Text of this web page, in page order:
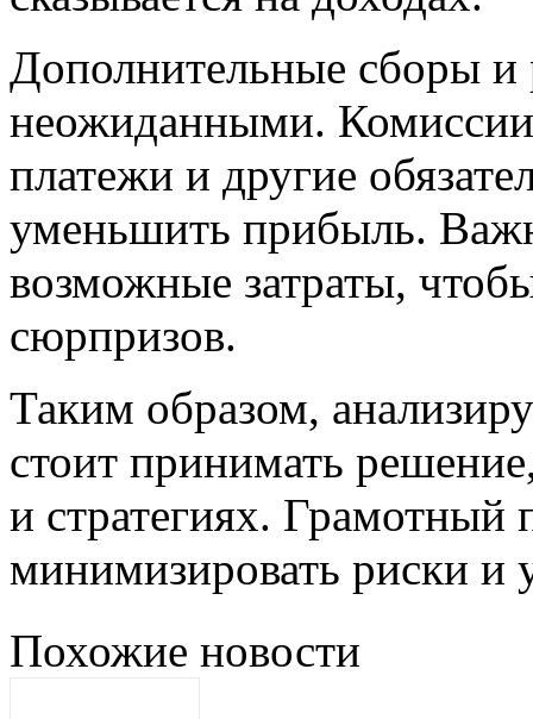
Дополнительные сборы и
неожиданными. Комиссии
платежи и другие
уменьшить прибыль.
возможные затраты,
сюрпризов.
Таким образом,
стоит принимать
и стратегиях. Грамотный
минимизировать риски и
Похожие новости